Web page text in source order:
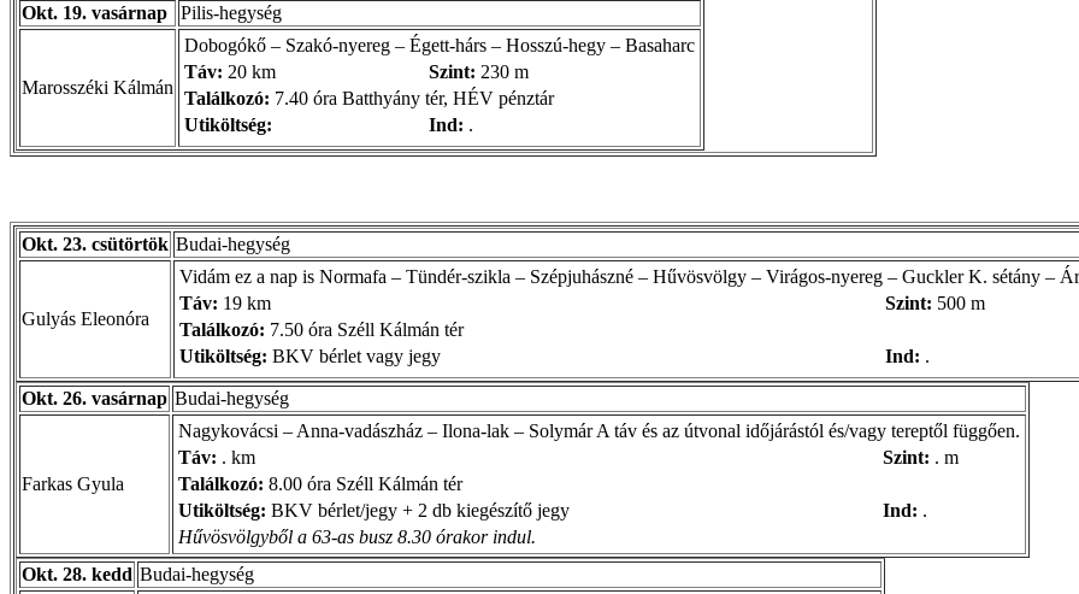
Okt. 19. vasárnap Pilis-hegység
Marosszéki Kálmán
Dobogókő – Szakó-nyereg – Égett-hárs – Hosszú-hegy – Basaharc
Táv: 20 km Szint: 230 m
Találkozó: 7.40 óra Batthyány tér, HÉV pénztár
Utiköltség:
Ind: .
Okt. 23. csütörtök Budai-hegység
Gulyás Eleonóra
Vidám ez a nap is Normafa – Tündér-szikla – Szépjuhászné – Hűvösvölgy – Virágos-nyereg – Guckler K. sétány –
Táv: 19 km Szint: 500 m
Találkozó: 7.50 óra Széll Kálmán tér
Utiköltség: BKV bérlet vagy jegy Ind: .
Okt. 26. vasárnap Budai-hegység
Farkas Gyula
Nagykovácsi – Anna-vadászház – Ilona-lak – Solymár A táv és az útvonal időjárástól és/vagy tereptől függően.
Táv: . km Szint: . m
Találkozó: 8.00 óra Széll Kálmán tér
Utiköltség: BKV bérlet/jegy + 2 db kiegészítő jegy Ind: .
Hűvösvölgyből a 63-as busz 8.30 órakor indul.
Okt. 28. kedd Budai-hegység